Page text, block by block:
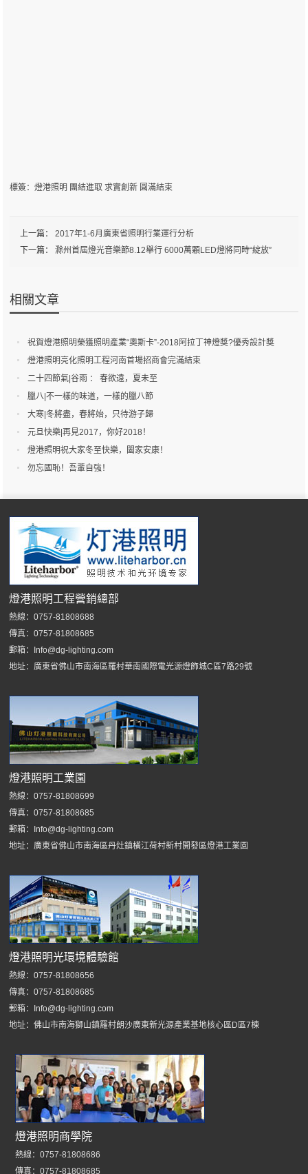
標簽：燈港照明 團結進取 求實創新 圓滿結束
上一篇：2017年1-6月廣東省照明行業運行分析
下一篇：滁州首屆燈光音樂節8.12舉行 6000萬顆LED燈將同時“綻放”
相關文章
祝賀燈港照明榮獲照明產業“奧斯卡”-2018阿拉丁神燈獎?優秀設計獎
燈港照明亮化照明工程河南首場招商會完滿結束
二十四節氣|谷雨 ： 春欲遠，夏未至
臘八|不一樣的味道，一樣的臘八節
大寒|冬將盡，春將始，只待游子歸
元旦快樂|再見2017，你好2018！
燈港照明祝大家冬至快樂，闔家安康！
勿忘國恥！吾輩自強！
燈港照明工程營銷總部
熱線：0757-81808688
傳真：0757-81808685
郵箱：Info@dg-lighting.com
地址：廣東省佛山市南海區羅村華南國際電光源燈飾城C區7路29號
燈港照明工業園
熱線：0757-81808699
傳真：0757-81808685
郵箱：Info@dg-lighting.com
地址：廣東省佛山市南海區丹灶鎮橫江荷村新村開發區燈港工業園
燈港照明光環境體驗館
熱線：0757-81808656
傳真：0757-81808685
郵箱：Info@dg-lighting.com
地址：佛山市南海獅山鎮羅村朗沙廣東新光源產業基地核心區D區7棟
燈港照明商學院
熱線：0757-81808686
傳真：0757-81808685